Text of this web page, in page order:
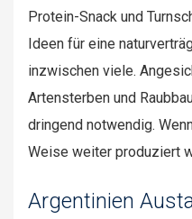
Protein-Snack und
Ideen für eine
inzwischen viele.
Artensterben und
dringend notwendig.
Weise weiter produziert
Argentinien